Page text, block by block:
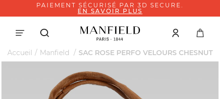
PAYEZ EN 4X SANS FRAIS
NOTRE PARTENAIRE
Accueil Manfield SAC ROSE PERFO VELOURS CHESNUT